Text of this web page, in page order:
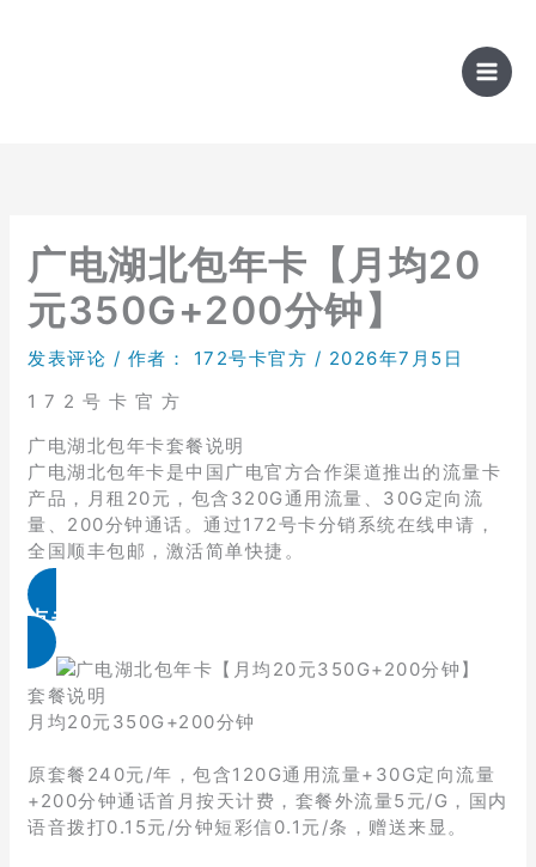
广电湖北包年卡【月均20
元350G+200分钟】
发表评论 / 作者： 172号卡官方 / 2026年7月5日
1 7 2 号 卡 官 方
广电湖北包年卡套餐说明
广电湖北包年卡是中国广电官方合作渠道推出的流量卡
产品，月租20元，包含320G通用流量、30G定向流
量、200分钟通话。通过172号卡分销系统在线申请，
全国顺丰包邮，激活简单快捷。
点击免费领取
套餐说明
月均20元350G+200分钟
原套餐240元/年，包含120G通用流量+30G定向流量
+200分钟通话首月按天计费，套餐外流量5元/G，国内
语音拨打0.15元/分钟短彩信0.1元/条，赠送来显。